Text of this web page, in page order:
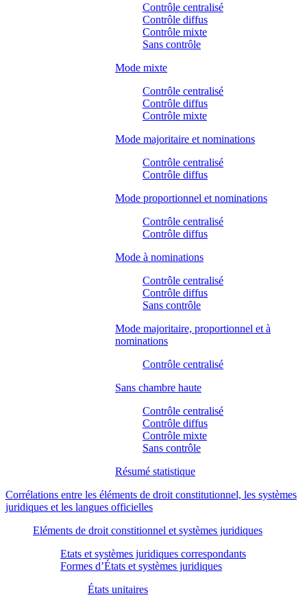
Contrôle centralisé
Contrôle diffus
Contrôle mixte
Sans contrôle
Mode mixte
Contrôle centralisé
Contrôle diffus
Contrôle mixte
Mode majoritaire et nominations
Contrôle centralisé
Contrôle diffus
Mode proportionnel et nominations
Contrôle centralisé
Contrôle diffus
Mode à nominations
Contrôle centralisé
Contrôle diffus
Sans contrôle
Mode majoritaire, proportionnel et à
nominations
Contrôle centralisé
Sans chambre haute
Contrôle centralisé
Contrôle diffus
Contrôle mixte
Sans contrôle
Résumé statistique
Corrélations entre les éléments de droit constitutionnel, les systèmes
juridiques et les langues officielles
Eléments de droit constitionnel et systèmes juridiques
Etats et systèmes juridiques correspondants
Formes d’États et systèmes juridiques
États unitaires